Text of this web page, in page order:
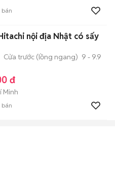
bán
nội địa Nhật có sấy
Cửa trước (lồng ngang) 9 - 9.9
đ
Minh
bán